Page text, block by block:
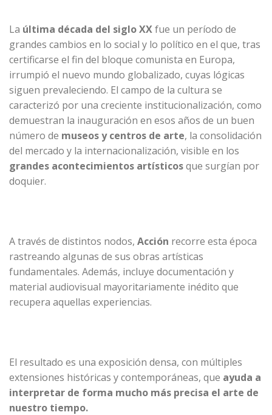
La última década del siglo XXfue un período de
grandes cambios en lo social y lo político en el que, tras
certificarse el fin del bloque comunista en Europa,
irrumpió el nuevo mundo globalizado, cuyas lógicas
siguen prevaleciendo. El campo de la cultura se
caracterizó por una creciente institucionalización, como
demuestran la inauguración en esos años de un buen
número de museos y centros de arte, la consolidación
del mercado y la internacionalización, visible en los
grandes acontecimientos artísticosque surgían por
doquier.
A través de distintos nodos, Acción recorre esta época
rastreando algunas de sus obras artísticas
fundamentales. Además, incluye documentación y
material audiovisual mayoritariamente inédito que
recupera aquellas experiencias.
El resultado es una exposición densa, con múltiples
extensiones históricas y contemporáneas, que ayuda a
interpretar de forma mucho más precisa el arte de
nuestro tiempo.